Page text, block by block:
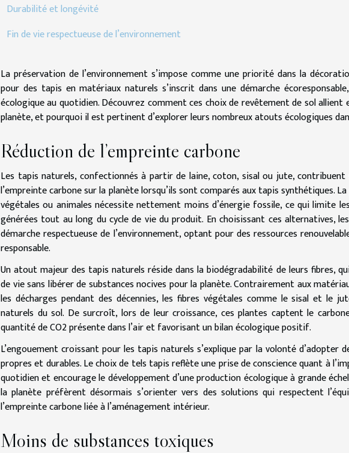
Durabilité et longévité
Fin de vie respectueuse de l’environnement
La préservation de l’environnement s’impose comme une priorité dans la
pour des tapis en matériaux naturels s’inscrit dans une démarche
écologique au quotidien. Découvrez comment ces choix de revêtement de sol
planète, et pourquoi il est pertinent d’explorer leurs nombreux atouts écologiques
Réduction de l’empreinte carbone
Les tapis naturels, confectionnés à partir de laine, coton, sisal ou jute,
l’empreinte carbone sur la planète lorsqu’ils sont comparés aux tapis synthétiques.
végétales ou animales nécessite nettement moins d’énergie fossile, ce qui limite
générées tout au long du cycle de vie du produit. En choisissant ces alternatives,
démarche respectueuse de l’environnement, optant pour des ressources
responsable.
Un atout majeur des tapis naturels réside dans la biodégradabilité de leurs fibres,
de vie sans libérer de substances nocives pour la planète. Contrairement aux
les décharges pendant des décennies, les fibres végétales comme le sisal et le
naturels du sol. De surcroît, lors de leur croissance, ces plantes captent le
quantité de CO2 présente dans l’air et favorisant un bilan écologique positif.
L’engouement croissant pour les tapis naturels s’explique par la volonté d’adopter
propres et durables. Le choix de tels tapis reflète une prise de conscience quant à
quotidien et encourage le développement d’une production écologique à grande
la planète préfèrent désormais s’orienter vers des solutions qui respectent
l’empreinte carbone liée à l’aménagement intérieur.
Moins de substances toxiques